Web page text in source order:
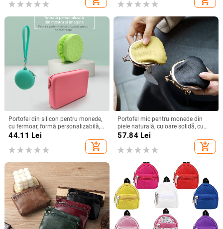
Portofel din silicon pentru monede,
cu fermoar, formă personalizabilă,
model JY20230719072
44.11 Lei
add_shopping_cart
Portofel mic pentru monede din
piele naturală, culoare solidă, cu
închizătoare metalică
57.84Lei
add_shopping_cart